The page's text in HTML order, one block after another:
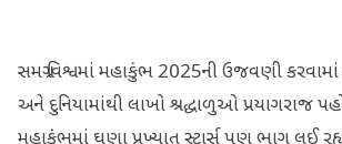
સમગ્ર વિશ્વમાં મહાકુંભ 2025ની ઉજવણી
અને દુનિયામાંથી લાખો શ્રદ્ધાળુઓ પ્રયાગરાજ